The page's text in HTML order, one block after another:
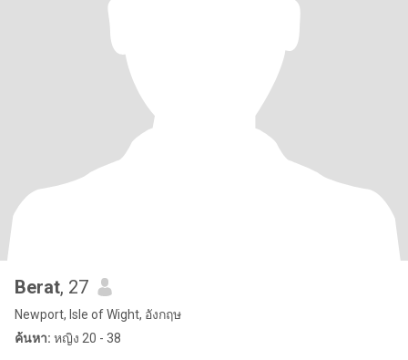
Berat, 27
Newport, Isle of Wight, อังกฤษ
ค้นหา: หญิง 20 - 38